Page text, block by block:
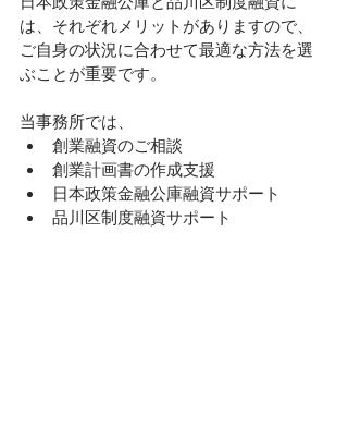
は、それぞれメリットがありますので、
ご自身の状況に合わせて最適な方法を選
ぶことが重要です。
当事務所では、
創業融資のご相談
創業計画書の作成支援
日本政策金融公庫融資サポート
品川区制度融資サポート